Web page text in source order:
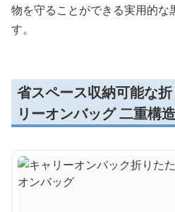
物を守ることができる実用的
す。
省スペース収納可能な
リーオンバッグ 二重構造